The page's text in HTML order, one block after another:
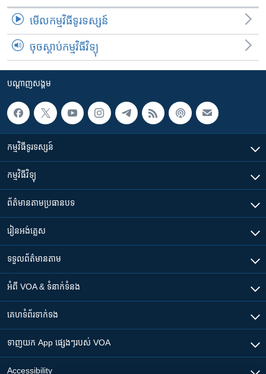
មើល​កម្មវិធី​ទូរទស្សន៍
ចុចស្តាប់កម្មវិធីវិទ្យុ
បណ្តាញ​សង្គម
កម្មវិធី​ទូរទស្សន៍
កម្មវិធី​វិទ្យុ
ព័ត៌មាន​តាមប្រធានបទ​
រៀន​​អង់គ្លេស
ទទួល​ព័ត៌មាន​តាម
អំពី​ VOA & ទំនាក់ទំនង
គេហទំព័រ​​ទាក់ទង
ទាញយក​ App ផ្សេងៗ​របស់​ VOA
Accessibility